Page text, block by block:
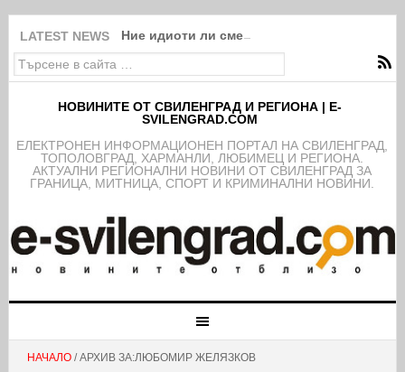
LATEST NEWS Ние идиоти ли сме?!
НОВИНИТЕ ОТ СВИЛЕНГРАД И РЕГИОНА | E-
SVILENGRAD.COM
EЛЕКТРОНЕН ИНФОРМАЦИОНЕН ПОРТАЛ НА СВИЛЕНГРАД,
ТОПОЛОВГРАД, ХАРМАНЛИ, ЛЮБИМЕЦ И РЕГИОНА.
АКТУАЛНИ РЕГИОНАЛНИ НОВИНИ ОТ СВИЛЕНГРАД ЗА
ГРАНИЦА, МИТНИЦА, СПОРТ И КРИМИНАЛНИ НОВИНИ.
НАЧАЛО/ АРХИВ ЗА:ЛЮБОМИР ЖЕЛЯЗКОВ